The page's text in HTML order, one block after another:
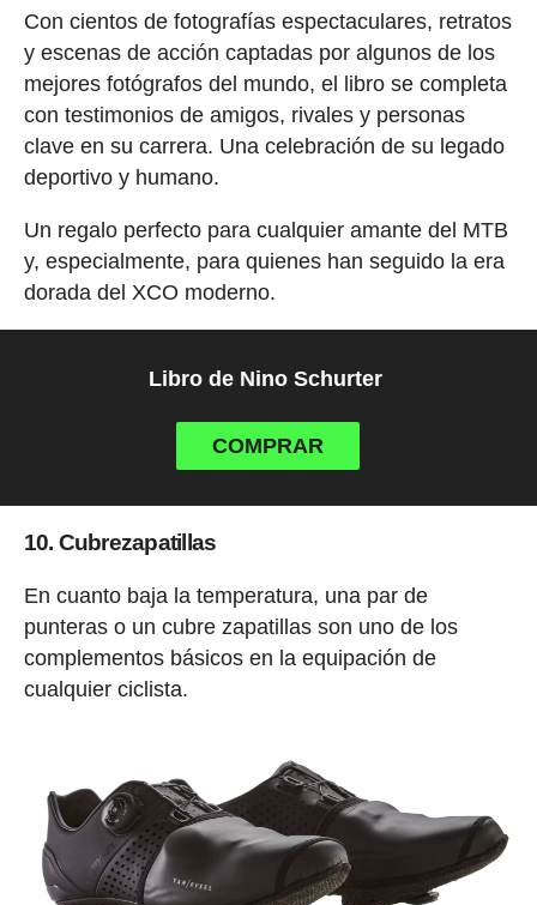
Con cientos de fotografías espectaculares, retratos
y escenas de acción captadas por algunos de los
mejores fotógrafos del mundo, el libro se completa
con testimonios de amigos, rivales y personas
clave en su carrera. Una celebración de su legado
deportivo y humano.
Un regalo perfecto para cualquier amante del MTB
y, especialmente, para quienes han seguido la era
dorada del XCO moderno.
Libro de Nino Schurter
COMPRAR
10. Cubrezapatillas
En cuanto baja la temperatura, una par de
punteras o un cubre zapatillas son uno de los
complementos básicos en la equipación de
cualquier ciclista.